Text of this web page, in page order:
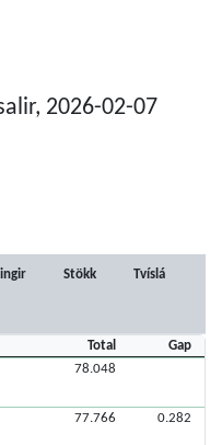
2026-02-07
Stökk Tvíslá
Total
Gap
78.048
77.766 0.282